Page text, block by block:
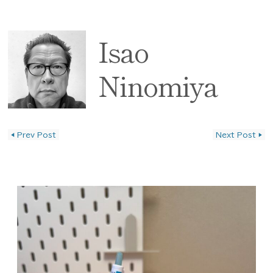
Isao
Ninomiya
◀ Prev Post Next Post ▶